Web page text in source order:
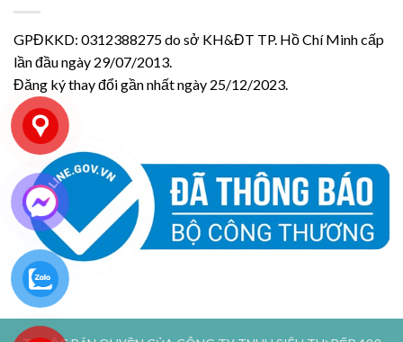
GPĐKKD: 0312388275 do sở KH&ĐT TP. Hồ Chí Minh cấp
lần đầu ngày 29/07/2013.
Đăng ký thay đổi gần nhất ngày 25/12/2023.